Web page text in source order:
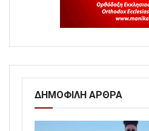
ΔΗΜΟΦΙΛΗ ΑΡΘΡΑ